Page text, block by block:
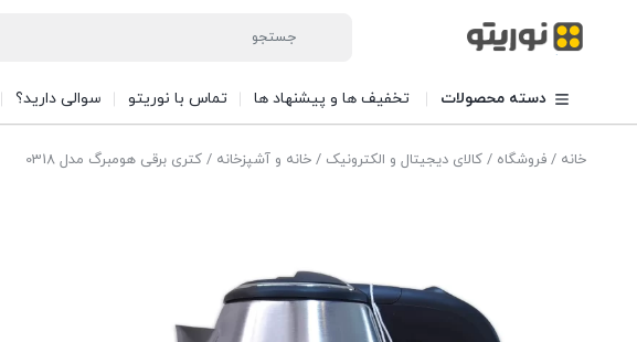
دسته محصولات تخفیف ها و پیشنهاد ها تماس با نوریتو سوالی دارید؟
خانه /فروشگاه /کالای دیجیتال و الکترونیک /خانه و آشپزخانه / کتری برقی هومبرگ مدل 0318